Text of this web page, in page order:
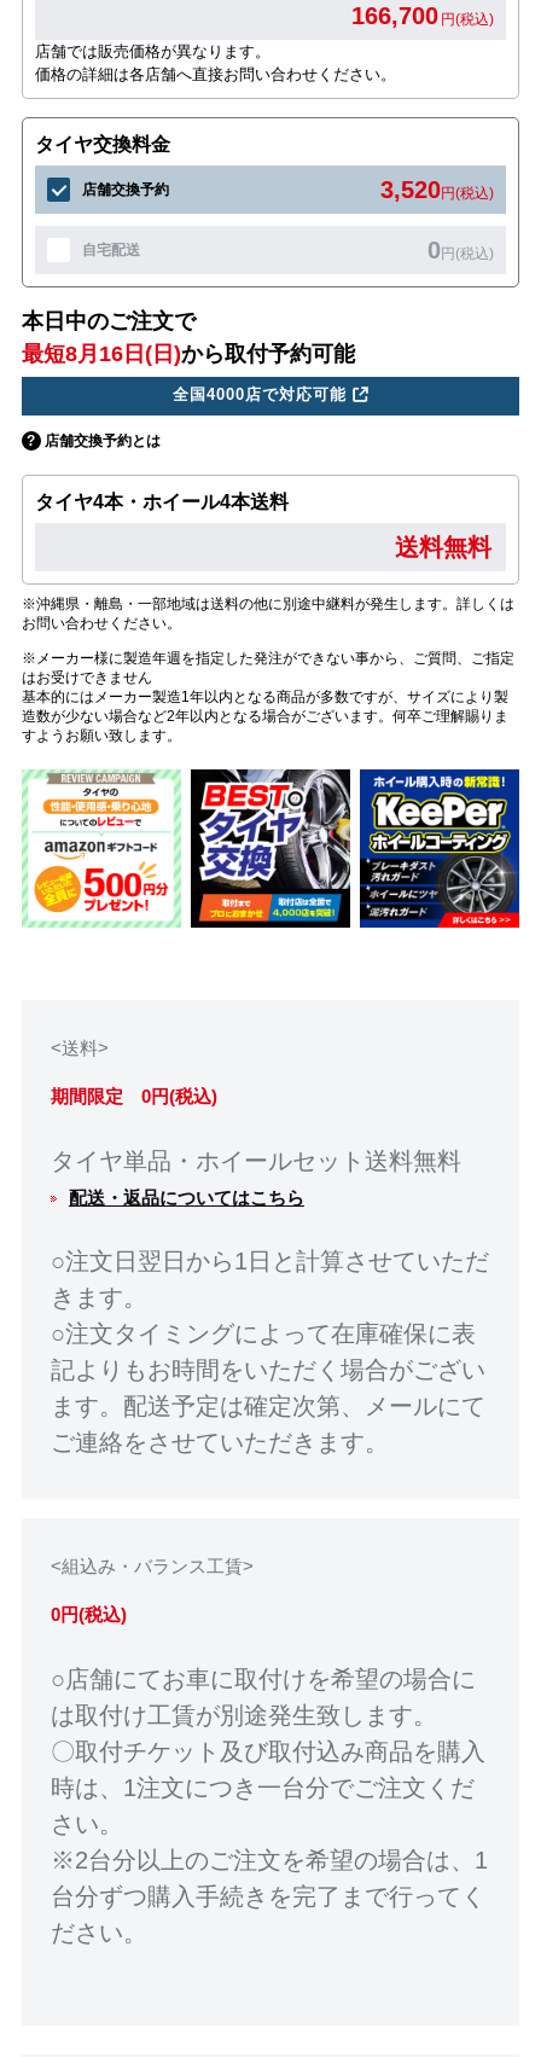
166,700 円(税込)
店舗では販売価格が異なります。
価格の詳細は各店舗へ直接お問い合わせください。
タイヤ交換料金
店舗交換予約 3,520円(税込)
自宅配送 0円(税込)
本日中のご注文で
最短8月16日(日)から取付予約可能
全国4000店で対応可能
店舗交換予約とは
タイヤ4本・ホイール4本送料
送料無料
※沖縄県・離島・一部地域は送料の他に別途中継料が発生します。詳しくは
お問い合わせください。
※メーカー様に製造年週を指定した発注ができない事から、ご質問、ご指定
はお受けできません
基本的にはメーカー製造1年以内となる商品が多数ですが、サイズにより製
造数が少ない場合など2年以内となる場合がございます。何卒ご理解賜りま
すようお願い致します。
<送料>
期間限定 0円(税込)
タイヤ単品・ホイールセット送料無料
配送・返品についてはこちら
○注文日翌日から1日と計算させていただ
きます。
○注文タイミングによって在庫確保に表
記よりもお時間をいただく場合がござい
ます。配送予定は確定次第、メールにて
ご連絡をさせていただきます。
<組込み・バランス工賃>
0円(税込)
○店舗にてお車に取付けを希望の場合に
は取付け工賃が別途発生致します。
〇取付チケット及び取付込み商品を購入
時は、1注文につき一台分でご注文くだ
さい。
※2台分以上のご注文を希望の場合は、1
台分ずつ購入手続きを完了まで行ってく
ださい。